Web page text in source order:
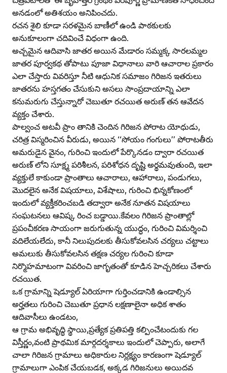
అనడంలో అతిశయం అనిపించదు.
రచన శైలి కూడా సరళమైన బాణీలో ఉండి పాఠకులకు
అనుకూలంగా చదివించే విధంగా ఉంది.
అచ్చమైన ఆదివాసి జాతర అయిన మేడారం సమ్మక్క సారలమ్మల
జాతర పూర్వకథ తోపాటు పూజా విధానాలు వారి ఆచారాల ప్రకారం
ఎలా చేస్తారు వివరిస్తూ నీటి ఆధునిక సమాజం గిరిజన ఇతరులు
జాతరను హస్తగతం చేసుకుని అసలు సాంప్రదాయాన్ని ఎలా
కనుమరుగు చేస్తున్నారో చెబుతూ రచయిత అరుణ్‌ తన ఆవేదన
వ్యక్తం చేశారు.
పాల్వంచ అటవీ ప్రాం తానికి చెందిన గిరిజన పోరాట యోధుడు,
చరిత్ర విస్మరించిన వీరుడు, అయిన ‘‘సోయం గంగులు’’ పోరాటతీరు
అమరుడైన వైనం, గురించి ఇందులో పేర్కొనడం ద్వారా రచయిత
అరుణ్‌ లోని సూక్ష్మ పరిశీలన, పరిశోధన దృష్టి అర్థమవుతుంది, ఇలా
వ్యక్తులే కాకుండా ప్రాంతాలు ఆచారాలు, ఆహారాలు, పండుగలు,
మొదలైన అనేక విషయాలు, విశేషాలు, గురించి భిన్నకోణంలో
ఇందులో వ్యక్తీకరించబడి తద్వారా అనేక నూతన విషయాలు
సంఘటనలు ఆవిష్క రించ బడ్డాయి.కేవలం గిరిజన ప్రాంతాల్లో
ప్రపంచీకరణ సాయంగా జరుగుతున్న యుద్ధం, గురించి విమర్శించి
వదిలేయలేదు, కానీ నిలుపుదలకు తీసుకోవలసిన చర్యలు చట్టాలు
అమలుకు తీసుకోవలసిన తక్షణ చర్యల గురించి కూడా
నిర్మొహమాటంగా వివరించి జాగృతంతో కూడిన హెచ్చరికలు చేశారు
రచయిత.
ఒక గ్రామాన్ని షెడ్యూల్‌ ఏరియాగా గుర్తించడానికి ఉండాల్సిన
అర్హతలు గురించి చెబుతూ ప్రధాన లక్షణాలైనా అధిక శాతం
ఆదివాసీలు ఉండటం,
ఆ గ్రామ అభివృద్ధి స్థాయి,ప్రత్యేక ప్రతిపత్తి కల్పించేటందుకు గల
విస్తీర్ణం,వంటి ప్రాథమిక మార్గదర్శకాలు ఇందులో చెప్పారు, అలాగే
చాలా గిరిజన గ్రామాలు అధికారుల నిర్లక్ష్యం కారణంగా షెడ్యూల్‌
గ్రామాలుగా ఎంపిక చేయబడక, అక్కడ గిరిజనులు అయిదవ